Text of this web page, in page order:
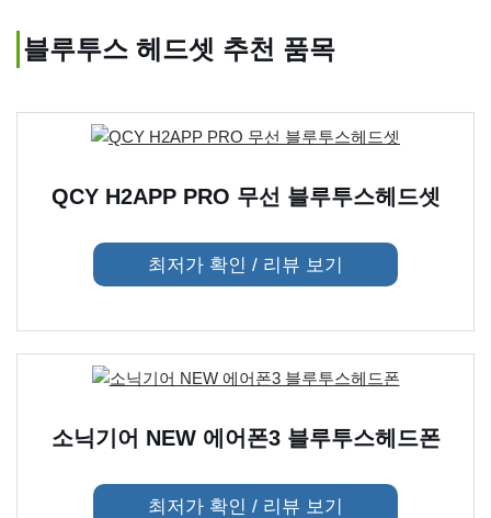
블루투스 헤드셋 추천 품목
QCY H2APP PRO 무선 블루투스헤드셋
최저가 확인 / 리뷰 보기
소닉기어 NEW 에어폰3 블루투스헤드폰
최저가 확인 / 리뷰 보기